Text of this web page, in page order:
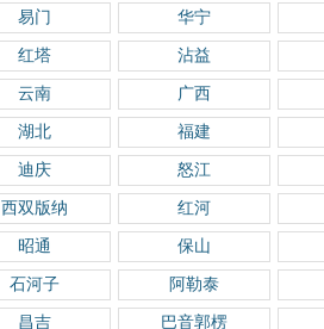
易门 华宁
红塔 沾益
云南 广西
湖北 福建
迪庆 怒江
西双版纳 红河
昭通 保山
石河子 阿勒泰
昌吉 巴音郭楞